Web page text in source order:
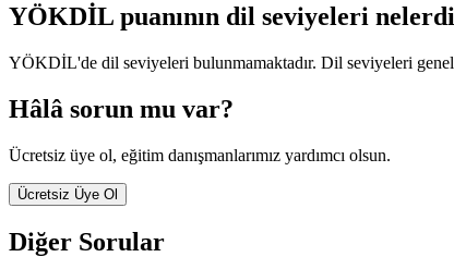
YÖKDİL puanının dil seviyeleri
YÖKDİL'de dil seviyeleri bulunmamaktadır. Dil seviyeleri
Hâlâ sorun mu var?
Ücretsiz üye ol, eğitim danışmanlarımız yardımcı olsun.
Ücretsiz Üye Ol
Diğer Sorular